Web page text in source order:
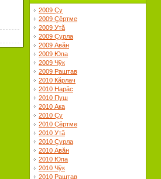
2009 Çу
2009 Çĕртме
2009 Утă
2009 Çурла
2009 Авăн
2009 Юпа
2009 Чÿк
2009 Раштав
2010 Кăрлач
2010 Нарăс
2010 Пуш
2010 Ака
2010 Çу
2010 Çĕртме
2010 Утă
2010 Çурла
2010 Авăн
2010 Юпа
2010 Чÿк
2010 Раштав